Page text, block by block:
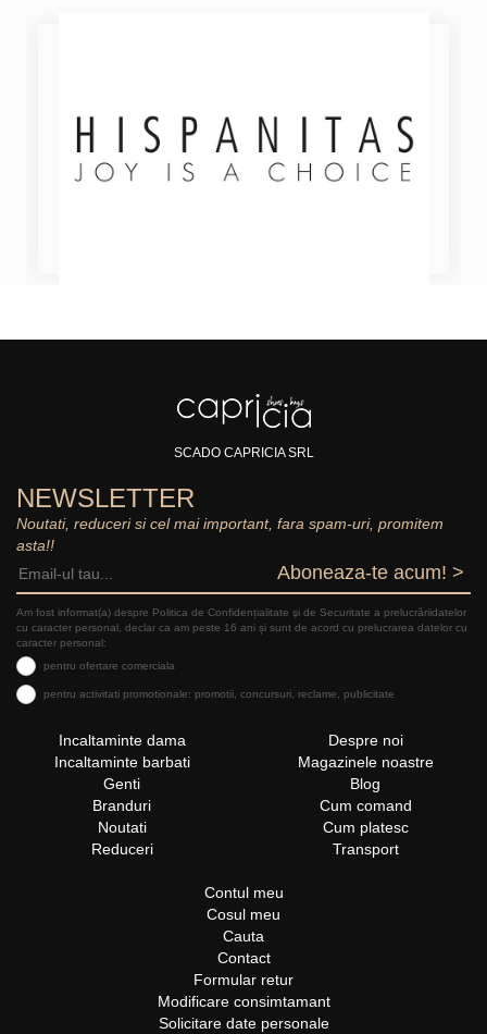
SCADO CAPRICIA SRL
NEWSLETTER
Noutati, reduceri si cel mai important, fara spam-uri, promitem
asta!!
Aboneaza-te acum! >
Am fost informat(a) despre Politica de Confidențialitate şi de Securitate a prelucrăriidatelor
cu caracter personal, declar ca am peste 16 ani și sunt de acord cu prelucrarea datelor cu
caracter personal:
pentru ofertare comerciala
pentru activitati promotionale: promotii, concursuri, reclame, publicitate
Incaltaminte dama
Incaltaminte barbati
Genti
Branduri
Noutati
Reduceri
Despre noi
Magazinele noastre
Blog
Cum comand
Cum platesc
Transport
Contul meu
Cosul meu
Cauta
Contact
Formular retur
Modificare consimtamant
Solicitare date personale